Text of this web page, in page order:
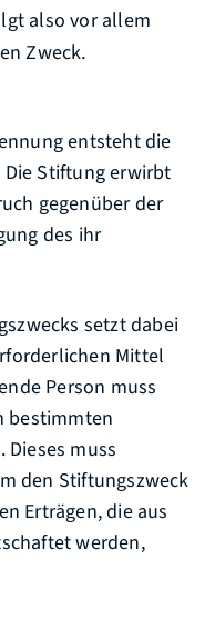
also vor allem
Zweck.
entsteht die
Stiftung erwirbt
gegenüber der
des ihr
setzt dabei
Mittel
Person muss
bestimmten
muss
den Stiftungszweck
Erträgen, die aus
werden,